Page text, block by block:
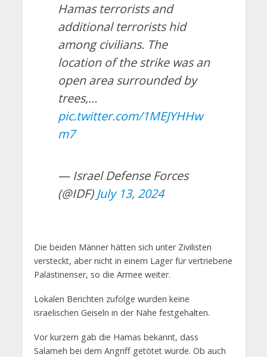
Hamas terrorists and
additional terrorists hid
among civilians. The
location of the strike was an
open area surrounded by
trees,…
pic.twitter.com/1MEJYHHw
m7
— Israel Defense Forces
(@IDF) July 13, 2024
Die beiden Männer hätten sich unter Zivilisten
versteckt, aber nicht in einem Lager für vertriebene
Palästinenser, so die Armee weiter.
Lokalen Berichten zufolge wurden keine
israelischen Geiseln in der Nähe festgehalten.
Vor kurzem gab die Hamas bekannt, dass
Salameh bei dem Angriff getötet wurde. Ob auch